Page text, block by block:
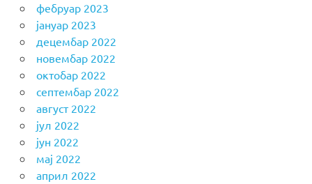
фебруар 2023
јануар 2023
децембар 2022
новембар 2022
октобар 2022
септембар 2022
август 2022
јул 2022
јун 2022
мај 2022
април 2022